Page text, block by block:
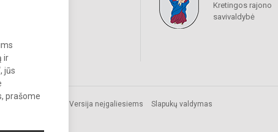
ir
jūs
prašome
Kretingos rajono
savivaldybė
Versija neįgaliesiems Slapukų valdymas